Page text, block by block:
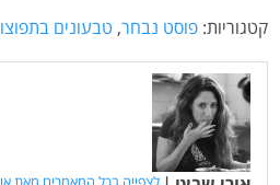
קטגוריות: פוסט נבחר, טבעונים